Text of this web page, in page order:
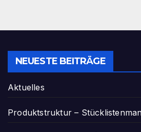
NEUESTE BEITRÄGE
Aktuelles
Produktstruktur –